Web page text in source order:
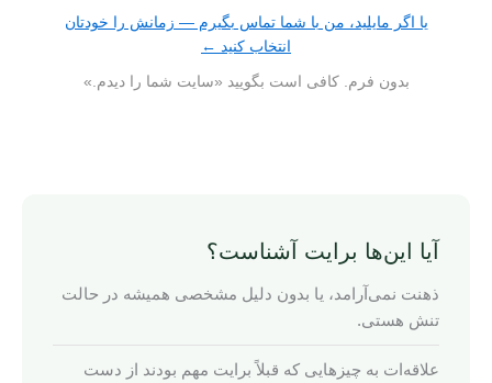
یا اگر مایلید، من با شما تماس بگیرم — زمانش را خودتان
انتخاب کنید ←
بدون فرم. کافی است بگویید «سایت شما را دیدم.»
آیا این‌ها برایت آشناست؟
ذهنت نمی‌آرامد، یا بدون دلیل مشخصی همیشه در حالت
تنش هستی.
علاقه‌ات به چیزهایی که قبلاً برایت مهم بودند از دست